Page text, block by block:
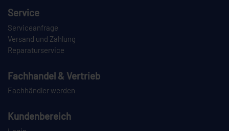
Service
Serviceanfrage
Versand und Zahlung
Reparaturservice
Fachhandel & Vertrieb
Fachhändler werden
Kundenbereich